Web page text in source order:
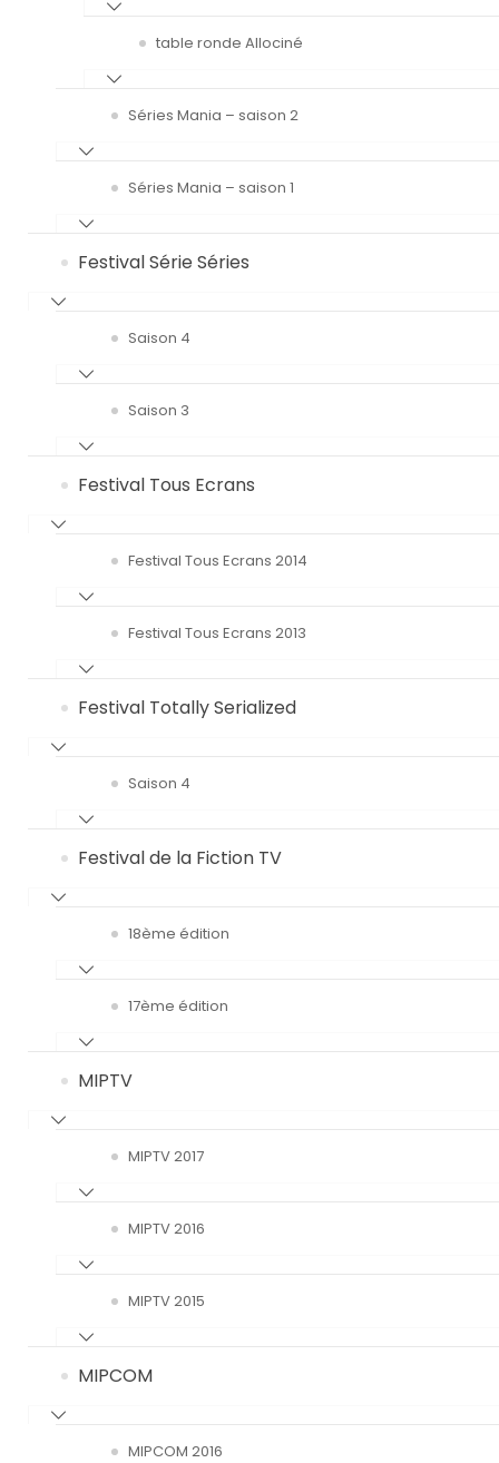
table ronde Allociné
Séries Mania – saison 2
Séries Mania – saison 1
Festival Série Séries
Saison 4
Saison 3
Festival Tous Ecrans
Festival Tous Ecrans 2014
Festival Tous Ecrans 2013
Festival Totally Serialized
Saison 4
Festival de la Fiction TV
18ème édition
17ème édition
MIPTV
MIPTV 2017
MIPTV 2016
MIPTV 2015
MIPCOM
MIPCOM 2016